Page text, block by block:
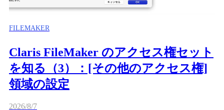
FILEMAKER
Claris FileMaker のアクセス権セット
を知る（3）：[その他のアクセス権]
領域の設定
2026/8/7